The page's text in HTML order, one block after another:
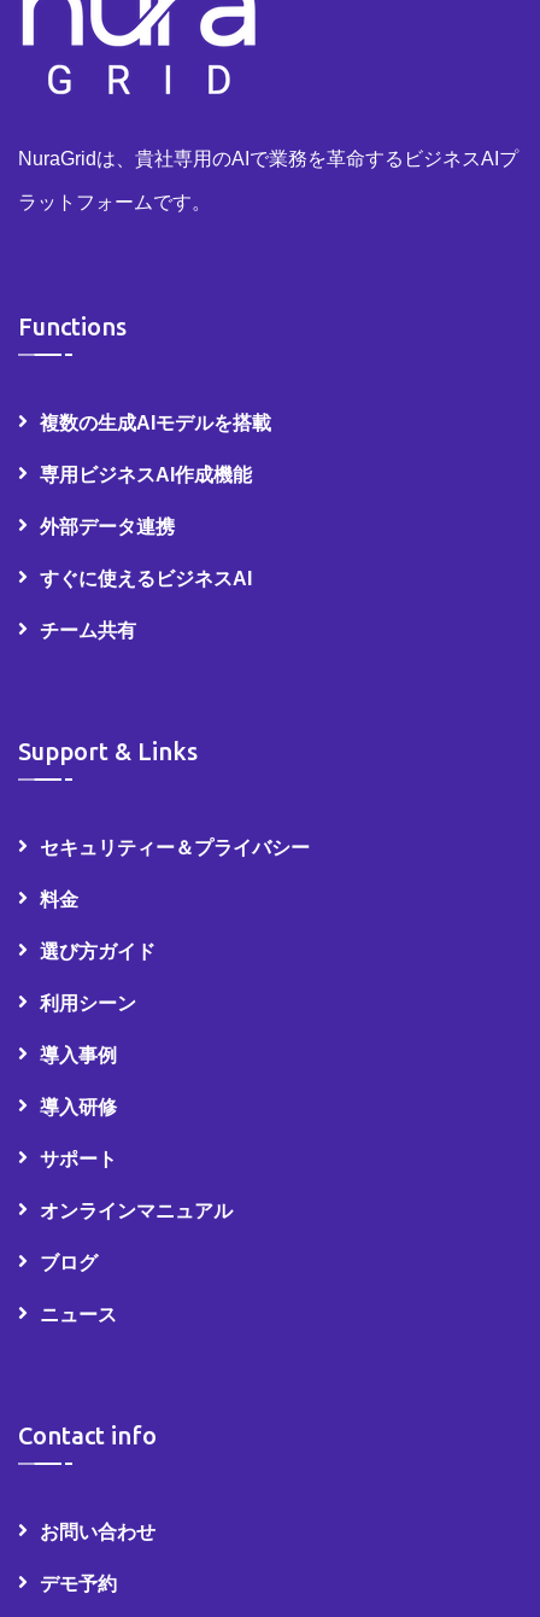
NuraGridは、貴社専用のAIで業務を革命するビジネスAIプ
ラットフォームです。
Functions
複数の生成AIモデルを搭載
専用ビジネスAI作成機能
外部データ連携
すぐに使えるビジネスAI
チーム共有
Support & Links
セキュリティー＆プライバシー
料金
選び方ガイド
利用シーン
導入事例
導入研修
サポート
オンラインマニュアル
ブログ
ニュース
Contact info
お問い合わせ
デモ予約